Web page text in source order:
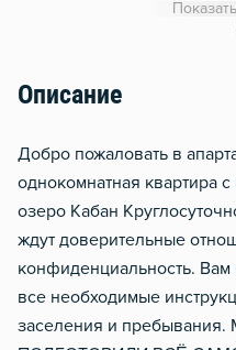
Описание
Добро пожаловать в
однокомнатная квартира
озеро Кабан
ждут доверительные
конфиденциальность.
все необходимые
заселения и